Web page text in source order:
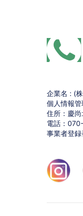
企業名 : (
個人情報
住所：慶
電話：
事業者登